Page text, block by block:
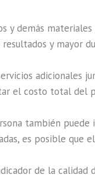
y demás
y mayor
adicionales
el costo total del
también
es posible que
de la